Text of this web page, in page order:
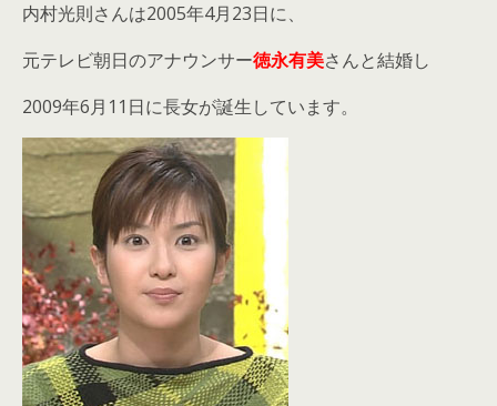
内村光則さんは2005年4月23日に、
元テレビ朝日のアナウンサー徳永有美さんと結婚し
2009年6月11日に長女が誕生しています。